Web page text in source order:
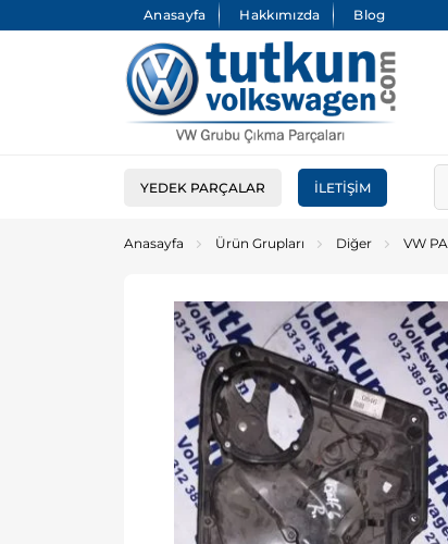
Anasayfa Hakkımızda Blog
YEDEK PARÇALAR İLETIŞIM
Anasayfa Ürün Grupları Diğer VW